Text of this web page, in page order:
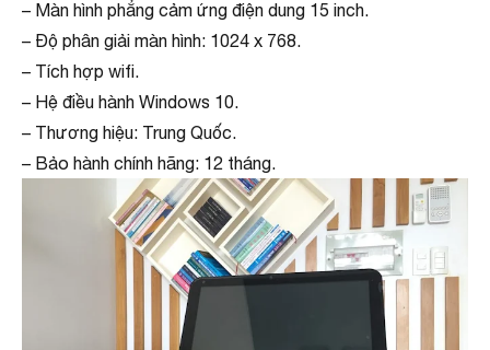
– Màn hình phẳng cảm ứng điện dung 15 inch.
– Độ phân giải màn hình: 1024 x 768.
– Tích hợp wifi.
– Hệ điều hành Windows 10.
– Thương hiệu: Trung Quốc.
– Bảo hành chính hãng: 12 tháng.